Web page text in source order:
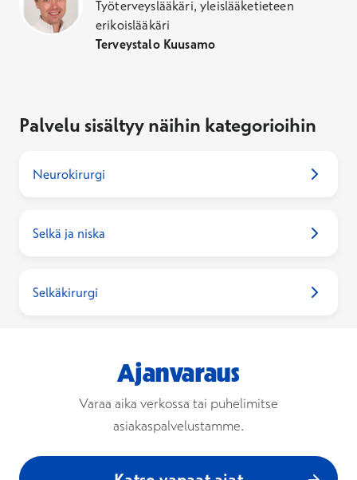
Työterveyslääkäri, yleislääketieteen
erikoislääkäri
Terveystalo Kuusamo
Palvelu sisältyy näihin kategorioihin
Neurokirurgi
Selkä ja niska
Selkäkirurgi
Ajanvaraus
Varaa aika verkossa tai puhelimitse
asiakaspalvelustamme.